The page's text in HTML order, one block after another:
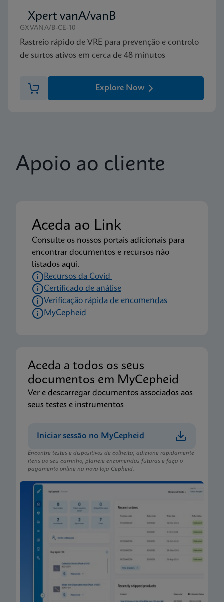
Xpert vanA/vanB
GXVANA/B-CE-10
Rastreio rápido de VRE para prevenção e controlo
de surtos ativos em cerca de 48 minutos
Explore Now
Apoio ao cliente
Aceda ao Link
Consulte os nossos portais adicionais para
encontrar documentos e recursos não
listados aqui.
Recursos da Covid
Certificado de análise
Verificação rápida de encomendas
MyCepheid
Aceda a todos os seus
documentos em MyCepheid
Ver e descarregar documentos associados aos
seus testes e instrumentos
Iniciar sessão no MyCepheid
Encontre testes e dispositivos de colheita, adicione rapidamente
itens ao seu carrinho, planeie encomendas futuras e faça o
pagamento online na nova loja Cepheid.